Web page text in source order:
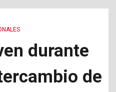
durante
de